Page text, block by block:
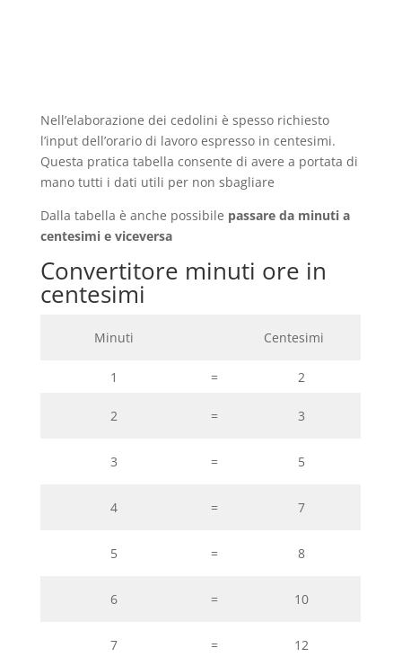
Nell’elaborazione dei cedolini è spesso richiesto
l’input dell’orario di lavoro espresso in centesimi.
Questa pratica tabella consente di avere a portata di
mano tutti i dati utili per non sbagliare
Dalla tabella è anche possibile passare da minuti a
centesimi e viceversa
Convertitore minuti ore in
centesimi
Minuti Centesimi
1 = 2
2 = 3
3 = 5
4 = 7
5 = 8
6 = 10
7 = 12